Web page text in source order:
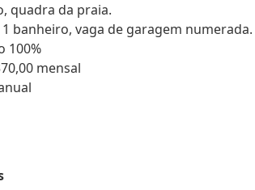
quadra da praia.
banheiro, vaga de garagem numerada.
100%
mensal